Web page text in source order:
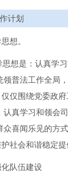
计划
想。
是：认真学习
普法工作全局
仅围绕党委政
真学习和领会
喜闻乐见的方
社会和谐稳定提
队伍建设